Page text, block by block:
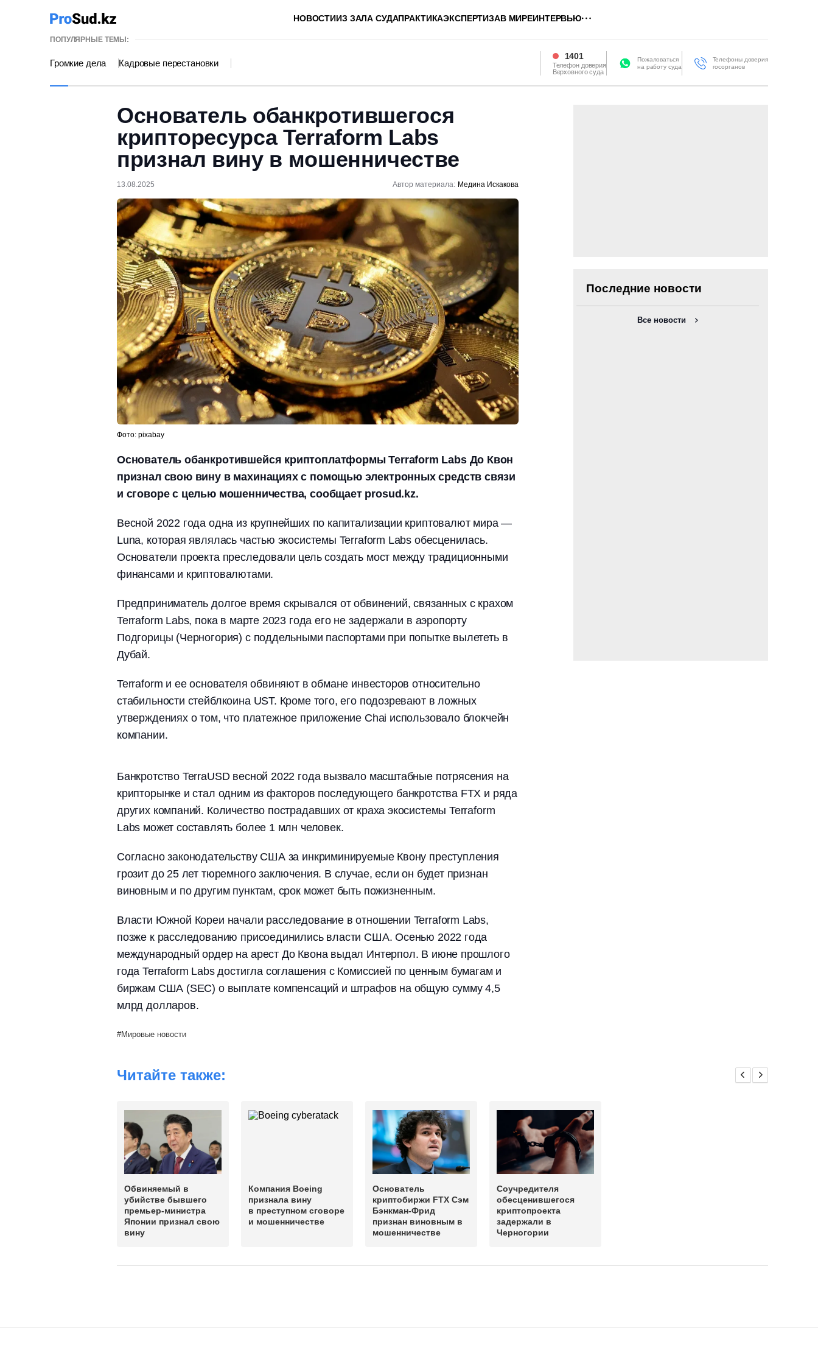
НОВОСТИИЗ ЗАЛА СУДАПРАКТИКАЭКСПЕРТИЗАВ МИРЕИНТЕРВЬЮ
ПОПУЛЯРНЫЕ ТЕМЫ:
Громкие дела Кадровые перестановки
1401
Телефон доверия
Верховного суда
Пожаловаться
на работу суда
Телефоны доверия
госорганов
Основатель обанкротившегося
крипторесурса Terraform Labs
признал вину в мошенничестве
13.08.2025 Автор материала: Медина Искакова
Фото: pixabay
Основатель обанкротившейся криптоплатформы Terraform Labs До Квон
признал свою вину в махинациях с помощью электронных средств связи
и сговоре с целью мошенничества, сообщает prosud.kz.
Весной 2022 года одна из крупнейших по капитализации криптовалют мира —
Luna, которая являлась частью экосистемы Terraform Labs обесценилась.
Основатели проекта преследовали цель создать мост между традиционными
финансами и криптовалютами.
Предприниматель долгое время скрывался от обвинений, связанных с крахом
Terraform Labs, пока в марте 2023 года его не задержали в аэропорту
Подгорицы (Черногория) с поддельными паспортами при попытке вылететь в
Дубай.
Terraform и ее основателя обвиняют в обмане инвесторов относительно
стабильности стейблкоина UST. Кроме того, его подозревают в ложных
утверждениях о том, что платежное приложение Chai использовало блокчейн
компании.
Банкротство TerraUSD весной 2022 года вызвало масштабные потрясения на
крипторынке и стал одним из факторов последующего банкротства FTX и ряда
других компаний. Количество пострадавших от краха экосистемы Terraform
Labs может составлять более 1 млн человек.
Согласно законодательству США за инкриминируемые Квону преступления
грозит до 25 лет тюремного заключения. В случае, если он будет признан
виновным и по другим пунктам, срок может быть пожизненным.
Власти Южной Кореи начали расследование в отношении Terraform Labs,
позже к расследованию присоединились власти США. Осенью 2022 года
международный ордер на арест До Квона выдал Интерпол. В июне прошлого
года Terraform Labs достигла соглашения с Комиссией по ценным бумагам и
биржам США (SEC) о выплате компенсаций и штрафов на общую сумму 4,5
млрд долларов.
Мировые новости
Последние новости
Все новости
Читайте также:
Обвиняемый в
убийстве бывшего
премьер-министра
Японии признал свою
вину
Компания Boeing
признала вину
в преступном сговоре
и мошенничестве
Основатель
криптобиржи FTX Сэм
Бэнкман-Фрид
признан виновным в
мошенничестве
Соучредителя
обесценившегося
криптопроекта
задержали в
Черногории